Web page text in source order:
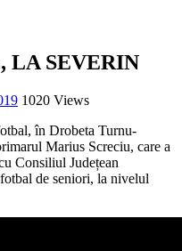
LA SEVERIN
1020 Views
în Drobeta Turnu-
Marius Screciu, care a
Consiliul Județean
de seniori, la nivelul